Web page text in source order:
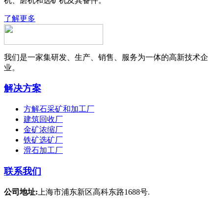
了解更多
我们是一家集研发、生产、销售、服务为一体的高新技术企
业。
解决方案
方解石采矿和加工厂
建筑回收厂
金矿浓缩厂
铁矿选矿厂
滑石加工厂
联系我们
公司地址: 上海市浦东新区高科东路1688号.